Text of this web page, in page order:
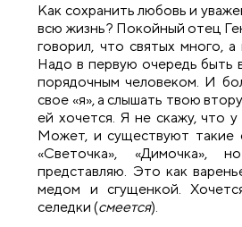
Как сохранить любовь и
всю жизнь? Покойный отец
говорил, что святых много, а
Надо в первую очередь быть
порядочным человеком. И
свое «я», а слышать твою
ей хочется. Я не скажу, что у
Может, и существуют такие
«Светочка», «Димочка»,
представляю. Это как
медом и сгущенкой.
селедки (смеется).